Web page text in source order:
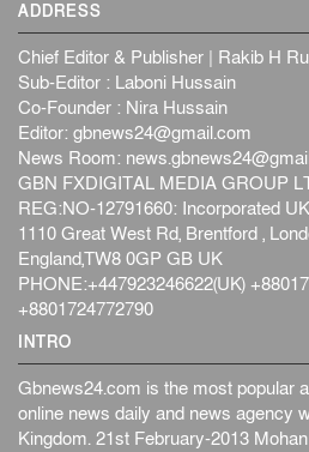
ADDRESS
Chief Editor & Publisher | Rakib H
Sub-Editor : Laboni Hussain
Co-Founder : Nira Hussain
Editor: gbnews24@gmail.com
News Room:
GBN FXDIGITAL MEDIA GROUP
REG:NO-12791660: Incorporated UK
1110 Great West Rd, Brentford ,
England,TW8 0GP GB UK
PHONE:+447923246622(UK)
+8801724772790
INTRO
Gbnews24.com is the most popular
online news daily and news agency
Kingdom. 21st February-2013